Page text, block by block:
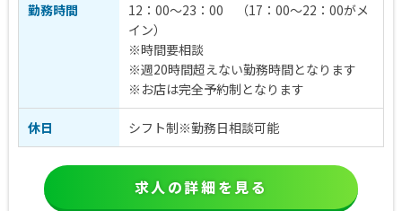
勤務時間
12：00～23：00 （17：00～22：00がメ
イン）
※時間要相談
※週20時間超えない勤務時間となります
※お店は完全予約制となります
休日 シフト制※勤務日相談可能
求人の詳細を見る